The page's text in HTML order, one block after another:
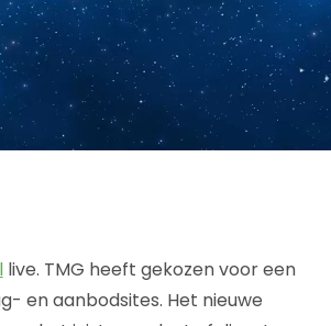
live. TMG heeft gekozen voor een
en aanbodsites. Het nieuwe